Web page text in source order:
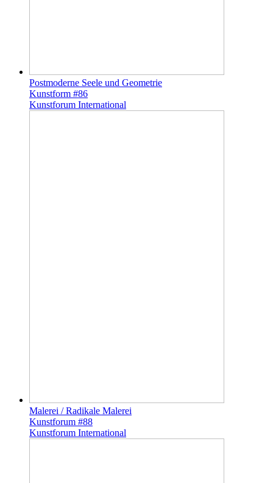
Postmoderne Seele und Geometrie
Kunstform #86
Kunstforum International
Malerei / Radikale Malerei
Kunstforum #88
Kunstforum International